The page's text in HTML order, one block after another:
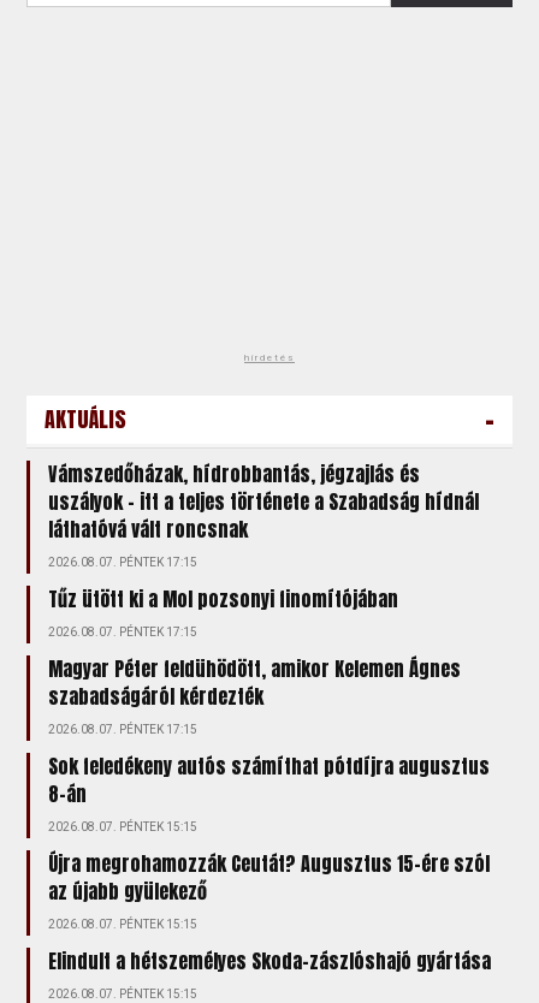
hirdetés
AKTUÁLIS -
Vámszedőházak, hídrobbantás, jégzajlás és
uszályok – itt a teljes története a Szabadság hídnál
láthatóvá vált roncsnak
2026.08.07. PÉNTEK 17:15
Tűz ütött ki a Mol pozsonyi finomítójában
2026.08.07. PÉNTEK 17:15
Magyar Péter feldühödött, amikor Kelemen Ágnes
szabadságáról kérdezték
2026.08.07. PÉNTEK 17:15
Sok feledékeny autós számíthat pótdíjra augusztus
8-án
2026.08.07. PÉNTEK 15:15
Újra megrohamozzák Ceutát? Augusztus 15-ére szól
az újabb gyülekező
2026.08.07. PÉNTEK 15:15
Elindult a hétszemélyes Skoda-zászlóshajó gyártása
2026.08.07. PÉNTEK 15:15